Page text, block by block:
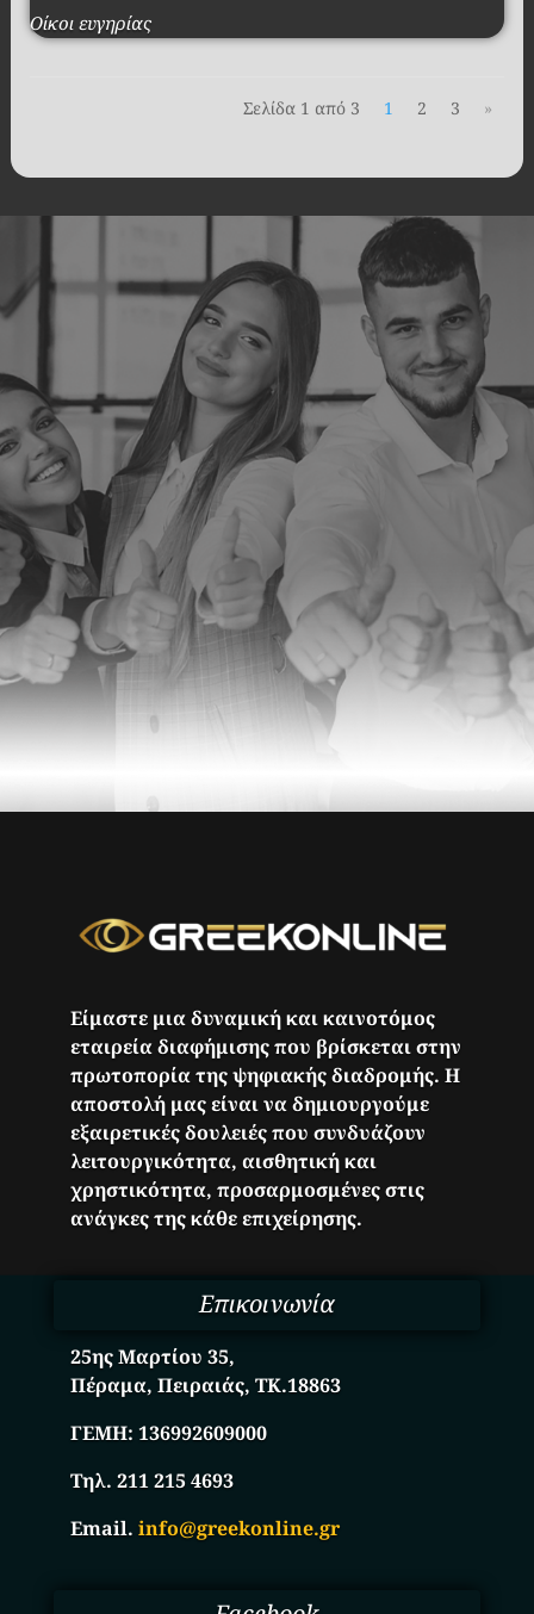
Οίκοι ευγηρίας
Σελίδα 1 από 3 1 2 3 »
Είμαστε μια δυναμική και καινοτόμος
εταιρεία διαφήμισης που βρίσκεται στην
πρωτοπορία της ψηφιακής διαδρομής. Η
αποστολή μας είναι να δημιουργούμε
εξαιρετικές δουλειές που συνδυάζουν
λειτουργικότητα, αισθητική και
χρηστικότητα, προσαρμοσμένες στις
ανάγκες της κάθε επιχείρησης.
Επικοινωνία
25ης Μαρτίου 35,
Πέραμα, Πειραιάς, ΤΚ.18863
ΓΕΜΗ:136992609000
Τηλ. 211 215 4693
Email.info@greekonline.gr